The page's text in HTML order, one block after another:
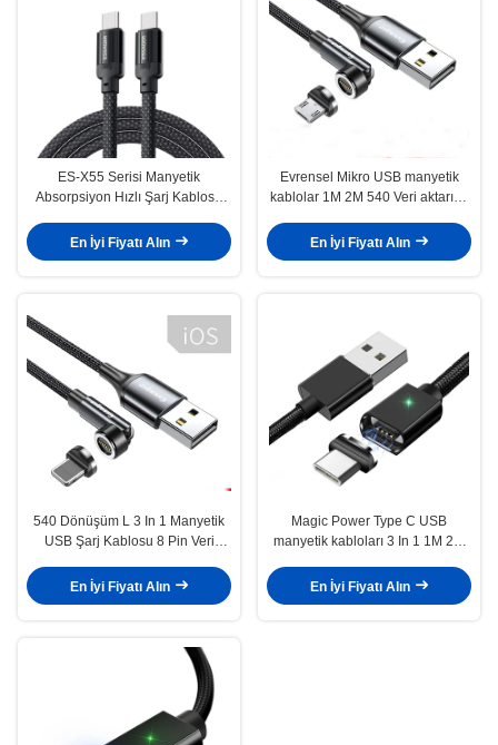
ES-X55 Serisi Manyetik
Absorpsiyon Hızlı Şarj Kablosu
240W 1m
En İyi Fiyatı Alın
Evrensel Mikro USB manyetik
kablolar 1M 2M 540 Veri aktarımı
En İyi Fiyatı Alın
540 Dönüşüm L 3 In 1 Manyetik
USB Şarj Kablosu 8 Pin Veri
En İyi Fiyatı Alın
Magic Power Type C USB
manyetik kabloları 3 In 1 1M 2M
En İyi Fiyatı Alın